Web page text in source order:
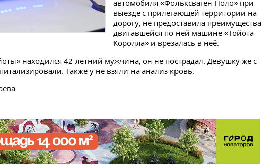
автомобиля «Фольксваген Поло» при
выезде с прилегающей территории на
дорогу, не предоставила преимущества
двигавшейся по ней машине «Тойота
Королла» и врезалась в неё.
находился 42-летний мужчина, он не пострадал. Девушку же с
Также у не взяли на анализ кровь.